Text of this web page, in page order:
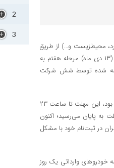
محیط‌زیست و…) از طریق
سامانه یکپارچه خودروهای وارداتی مختص متقاضیان مرحله اول، از روز چهارشنبه هفته گذشته (۱۳ دی ماه) مرحله هفتم به
از میان ١٢ خودروی وارداتی عرضه شده توسط شش شرکت
با توجه به اینکه مهلت ثبت‌نام در این دوره عرضه خودروهای وارداتی، سه روز در نظر گرفته شده بود، این مهلت تا ساعت ۲۳
این مهلت به پایان می‌رسید؛ اکنون
در ثبت‌نام خود با مشکل
خودروهای وارداتی یک روز
2
3